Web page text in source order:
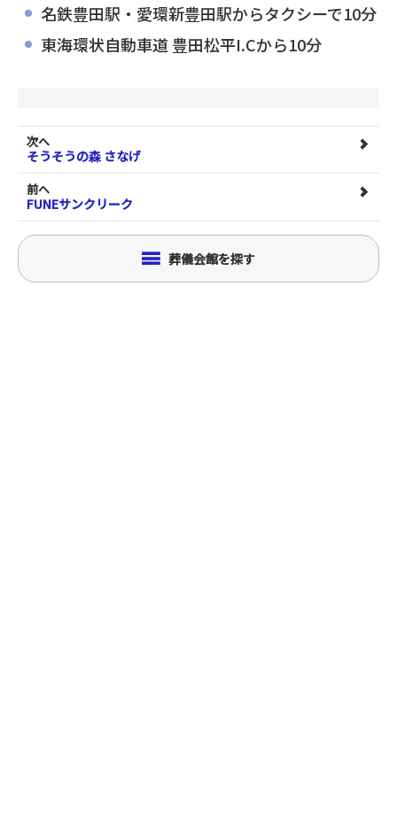
名鉄豊田駅・愛環新豊田駅からタクシーで10分
東海環状自動車道 豊田松平I.Cから10分
次へ
そうそうの森 さなげ
前へ
FUNEサンクリーク
葬儀会館を探す